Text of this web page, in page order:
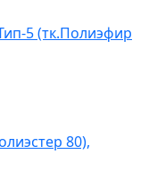
5 (тк.Полиэфир